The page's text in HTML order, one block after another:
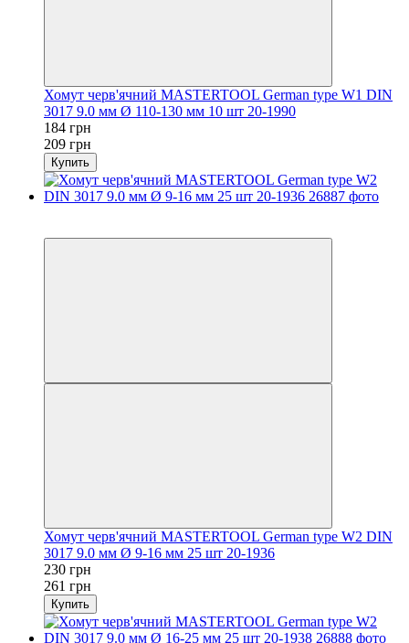
Хомут черв'ячний MASTERTOOL German type W1 DIN
3017 9.0 мм Ø 110-130 мм 10 шт 20-1990
184 грн
209 грн
Купить
Хомут черв'ячний MASTERTOOL German type W2 DIN
3017 9.0 мм Ø 9-16 мм 25 шт 20-1936
230 грн
261 грн
Купить